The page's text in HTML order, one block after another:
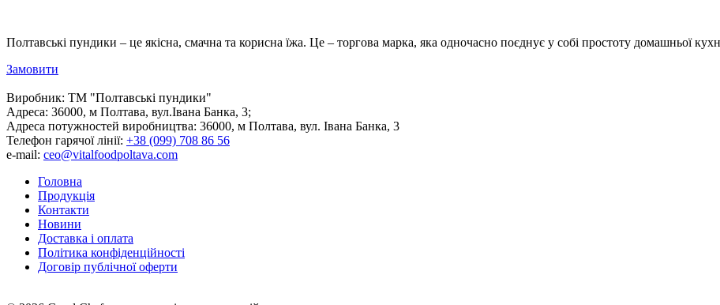
Полтавські пундики – це якісна, смачна та корисна їжа. Це – торгова марка, яка одночасно поєднує у собі простоту домашньої
Замовити
Виробник: ТМ "Полтавські пундики"
Адреса: 36000, м Полтава, вул.Івана Банка, 3;
Адреса потужностей виробництва: 36000, м Полтава, вул. Івана Банка, 3
Телефон гарячої лінії: +38 (099) 708 86 56
e-mail: ceo@vitalfoodpoltava.com
Головна
Продукція
Контакти
Новини
Доставка і оплата
Політика конфіденційності
Договір публічної оферти